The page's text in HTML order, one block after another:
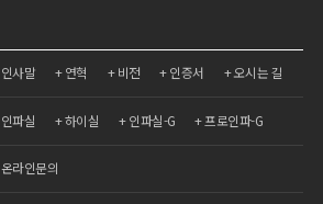
인사말 연혁 비전 인증서 오시는 길
인파실 하이실 인파실-G 프로인파-G
온라인문의